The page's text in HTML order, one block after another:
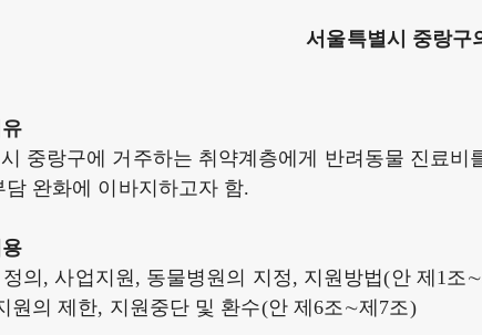
서울특별시 중랑구
중랑구에 거주하는 취약계층에게 반려동물 진료
담 완화에 이바지하고자 함.
의, 사업지원, 동물병원의 지정, 지원방법(안 제1조
원의 제한, 지원중단 및 환수(안 제6조∼제7조)